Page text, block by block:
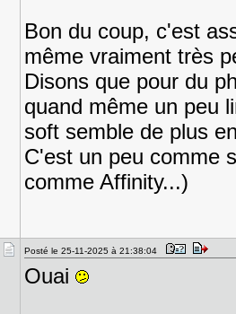
Bon du coup, c'est
même vraiment très
Disons que pour du
quand même un peu
soft semble de plus
C'est un peu comme
comme Affinity...)
Posté le 25-11-2025 à 21:38:04
Ouai